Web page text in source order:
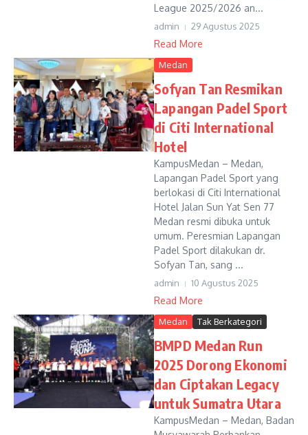
League 2025/2026 an...
admin 29 Agustus 2025
Read More
Medan
Sofyan Tan Resmikan
Lapangan Padel Sport
di Citi International
Hotel
‎KampusMedan – Medan,
Lapangan Padel Sport yang
berlokasi di Citi International
Hotel Jalan Sun Yat Sen 77
Medan resmi dibuka untuk
umum. Peresmian Lapangan
Padel Sport dilakukan dr.
Sofyan Tan, sang ...
admin 10 Agustus 2025
Read More
Medan Tak Berkategori
BMPD Medan Run
2025 Dorong Ekonomi
dan Ciptakan Legacy
untuk Sumatra Utara
KampusMedan – Medan, Badan